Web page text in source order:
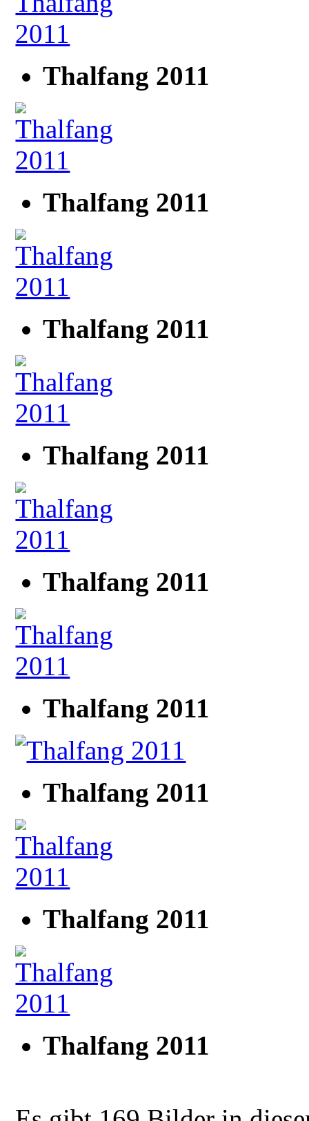
Thalfang 2011
Thalfang 2011
Thalfang 2011
Thalfang 2011
Thalfang 2011
Thalfang 2011
Thalfang 2011
Thalfang 2011
Thalfang 2011